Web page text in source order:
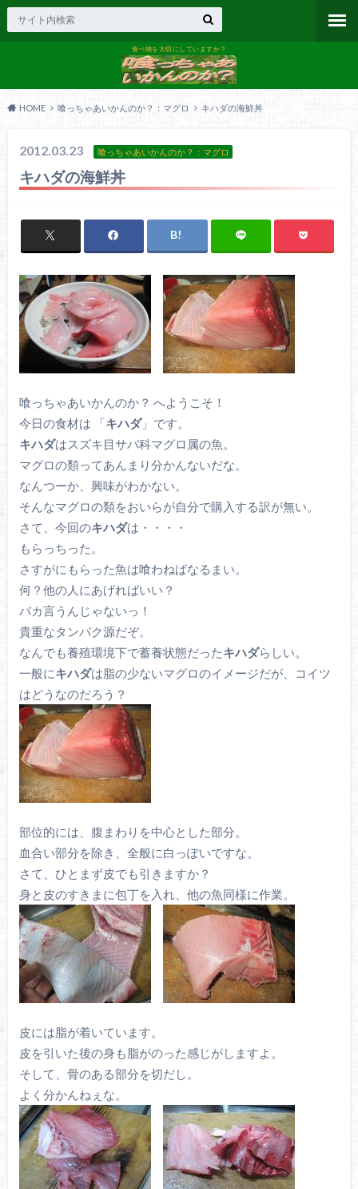
食べ物を大切にしていますか？
HOME 喰っちゃあいかんのか？：マグロ キハダの海鮮丼
2012.03.23 喰っちゃあいかんのか？：マグロ
キハダの海鮮丼
喰っちゃあいかんのか？ へようこそ！
今日の食材は 「キハダ」です。
キハダはスズキ目サバ科マグロ属の魚。
マグロの類ってあんまり分かんないだな。
なんつーか、興味がわかない。
そんなマグロの類をおいらが自分で購入する訳が無い。
さて、今回のキハダは・・・・
もらっちった。
さすがにもらった魚は喰わねばなるまい。
何？他の人にあげればいい？
バカ言うんじゃないっ！
貴重なタンパク源だぞ。
なんでも養殖環境下で蓄養状態だったキハダらしい。
一般にキハダは脂の少ないマグロのイメージだが、コイツ
はどうなのだろう？
部位的には、腹まわりを中心とした部分。
血合い部分を除き、全般に白っぽいですな。
さて、ひとまず皮でも引きますか？
身と皮のすきまに包丁を入れ、他の魚同様に作業。
皮には脂が着いています。
皮を引いた後の身も脂がのった感じがしますよ。
そして、骨のある部分を切だし。
よく分かんねぇな。